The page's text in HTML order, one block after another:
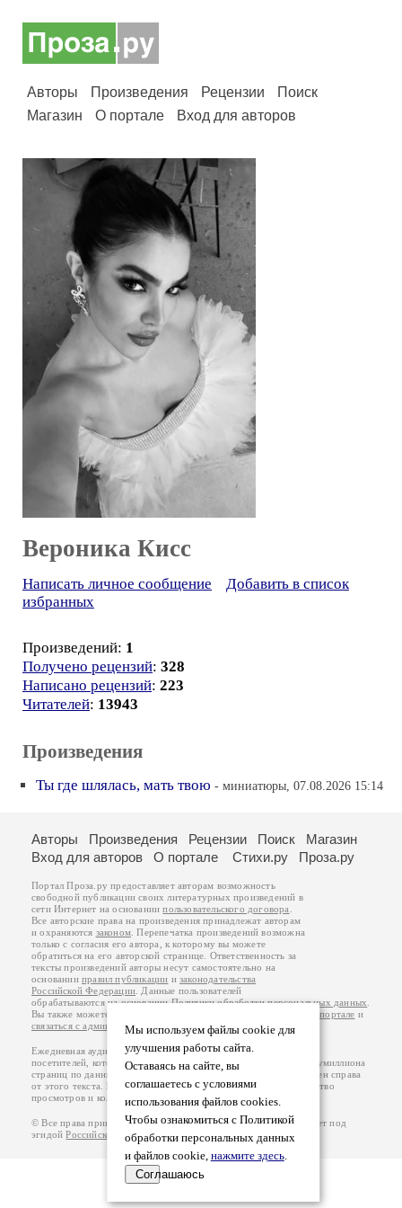
Авторы Произведения Рецензии
Поиск
Магазин
О портале Вход для авторов
Вероника Кисс
Написать личное сообщение
Добавить в список
избранных
Произведений: 1
Получено рецензий: 328
Написано рецензий: 223
Читателей: 13943
Произведения
Ты где шлялась, мать твою - миниатюры, 07.08.2026 15:14
Мы используем файлы cookie для
улучшения работы сайта.
Оставаясь на сайте, вы
соглашаетесь с условиями
использования файлов cookies.
Чтобы ознакомиться с Политикой
обработки персональных данных
и файлов cookie, нажмите здесь.
Соглашаюсь
Авторы Произведения Рецензии Поиск
Магазин
Вход для авторов
О портале Стихи.ру Проза.ру
Портал Проза.ру предоставляет авторам возможность
свободной публикации своих литературных произведений в
сети Интернет на основаниипользовательского договора
Все авторские права на произведения принадлежат авторам
и охраняются законом . Перепечатка произведений возможна
только с согласия его автора, к которому вы можете
обратиться на его авторской странице. Ответственность за
тексты произведений авторы несут самостоятельно на
основанииправил публикации изаконодательства
Российской Федерации . Данные пользователей
обрабатываются на основанииПолитики обработки персональных данных
Вы также можете посмотреть более подробную
информацию о портале и
связаться с администрацией
Ежедневная аудитория портала Проза.ру – порядка 100 тысяч
посетителей, которые в общей сумме просматривают более полумиллиона
страниц по данным счетчика посещаемости, который расположен справа
от этого текста. В каждой графе указано по две цифры: количество
просмотров и количество посетителей.
© Все права принадлежат авторам, 2000-2026. Портал работает под
эгидойРоссийского союза писателей.18+